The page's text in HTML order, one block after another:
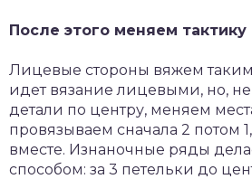
После этого меняем тактику
Лицевые стороны вяжем
идет вязание лицевыми, но, не
детали по центру, меняем
провязываем сначала 2 потом
вместе. Изнаночные ряды
способом: за 3 петельки до